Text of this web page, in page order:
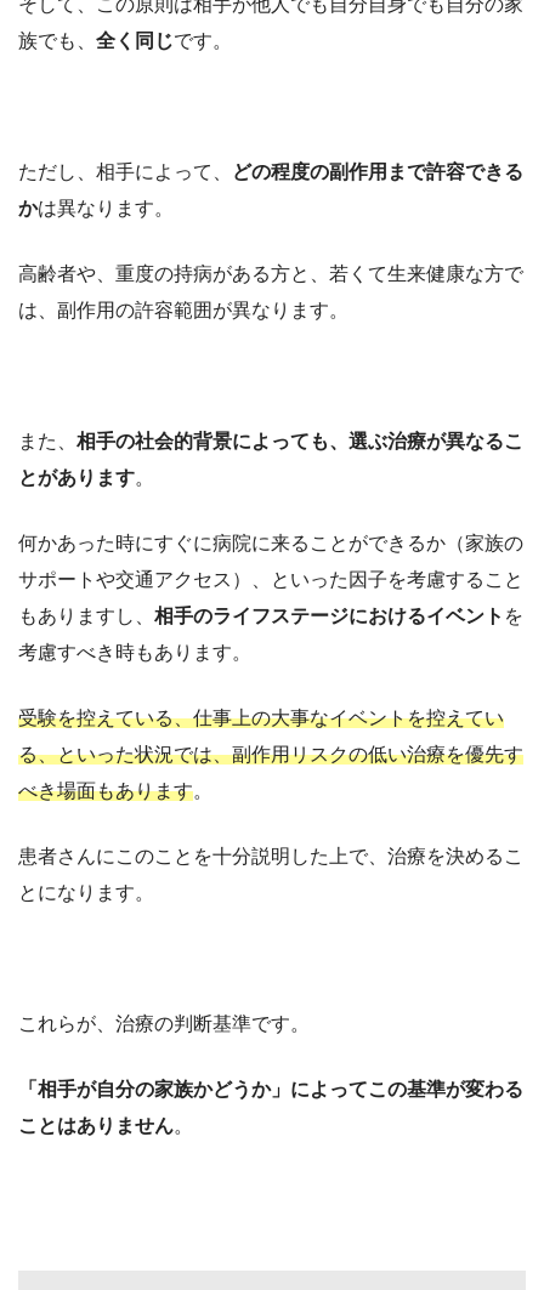
そして、この原則は相手が他人でも自分自身でも自分の家
族でも、 全く同じです。
ただし、相手によって、
どの程度の副作用まで許容できる
かは異なります。
高齢者や、重度の持病がある方と、若くて生来健康な方で
は、副作用の許容範囲が異なります。
また、 相手の社会的背景によっても、選ぶ治療が異なるこ
とがあります。
何かあった時にすぐに病院に来ることができるか（家族の
サポートや交通アクセス）、といった因子を考慮すること
もありますし、 相手のライフステージにおけるイベント を
考慮すべき時もあります。
受験を控えている、仕事上の大事なイベントを控えてい
る、といった状況では、副作用リスクの低い治療を優先す
べき場面もあります。
患者さんにこのことを十分説明した上で、治療を決めるこ
とになります。
これらが、治療の判断基準です。
「相手が自分の家族かどうか」によってこの基準が変わる
ことはありません。